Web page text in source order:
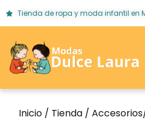
Tienda de ropa y moda infantil en
Inicio / Tienda /